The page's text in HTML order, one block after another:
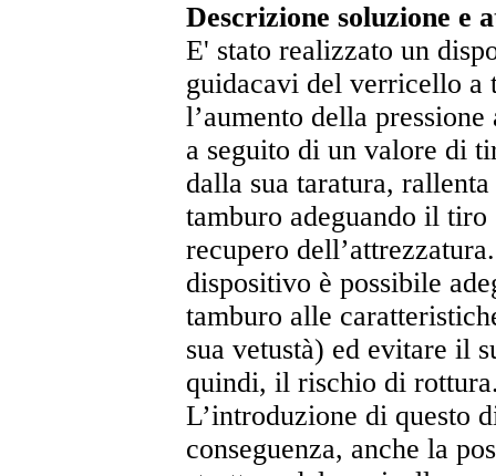
Descrizione soluzione e
E' stato realizzato un
guidacavi del verricello a
l’aumento della
a seguito di un valore di
dalla sua taratura,
tamburo adeguando il
recupero
dispositivo è possibile
tamburo alle
sua vetustà) ed evitare il
quindi, il rischio di
L’introduzione di questo
conseguenza, anche la